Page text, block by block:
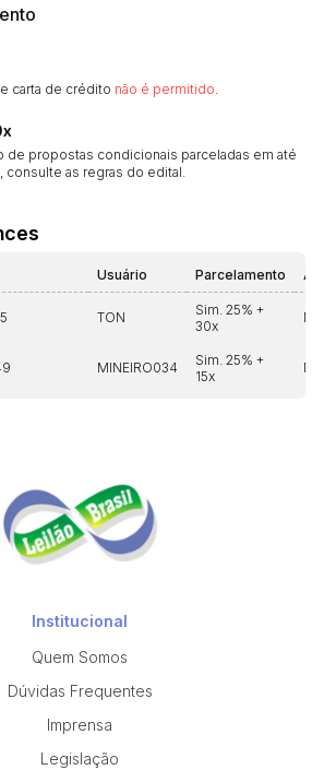
carta de crédito não é permitido
de propostas condicionais parceladas em até
consulte as regras do edital.
Usuário Parcelamento
TON
Sim. 25% +
30x
MINEIRO034
Sim. 25% +
15x
Institucional
Quem Somos
Dúvidas Frequentes
Imprensa
Legislação